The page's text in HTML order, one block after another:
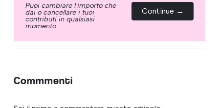
Puoi cambiare l'importo che
dai o cancellare i tuoi
contributi in qualsiasi
momento.
Continue →
Commmenti